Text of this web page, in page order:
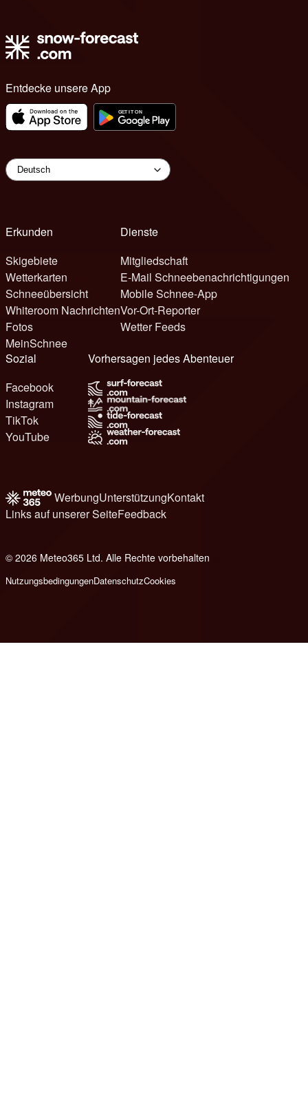
Entdecke unsere App
Erkunden
Skigebiete
Wetterkarten
Schneeübersicht
Whiteroom Nachrichten
Fotos
MeinSchnee
Dienste
Mitgliedschaft
E-Mail Schneebenachrichtigungen
Mobile Schnee-App
Vor-Ort-Reporter
Wetter Feeds
Sozial
Facebook
Instagram
TikTok
YouTube
Vorhersagen jedes Abenteuer
WerbungUnterstützungKontakt
Links auf unserer SeiteFeedback
© 2026 Meteo365 Ltd. Alle Rechte vorbehalten
NutzungsbedingungenDatenschutzCookies